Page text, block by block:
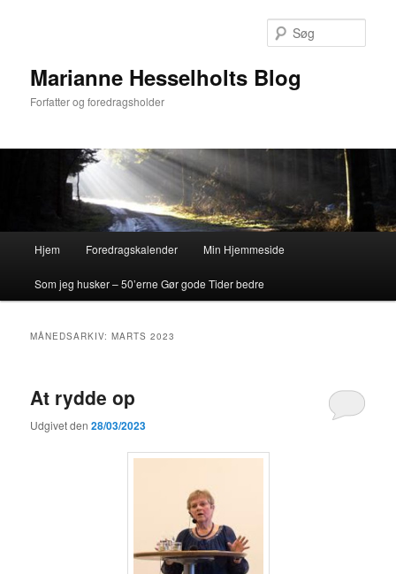
Marianne Hesselholts Blog
Forfatter og foredragsholder
Hjem Foredragskalender Min Hjemmeside
Som jeg husker – 50’erne Gør gode Tider bedre
MÅNEDSARKIV:MARTS 2023
At rydde op
Udgivet den28/03/2023